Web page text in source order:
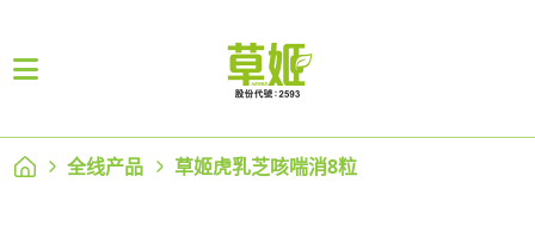
全线产品 草姬虎乳芝咳喘消8粒